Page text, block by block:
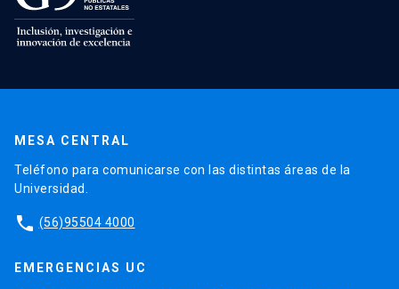
MESA CENTRAL
Teléfono para comunicarse con las distintas áreas de la
Universidad.
phone (56)95504 4000
EMERGENCIAS UC